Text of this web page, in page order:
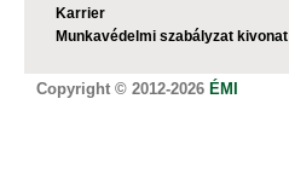
Karrier
Munkavédelmi szabályzat kivonat
Copyright © 2012-2026 ÉMI